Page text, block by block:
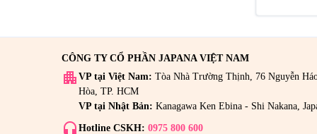
CÔNG TY CỔ PHẦN JAPANA VIỆT NAM
apartment VP tại Việt Nam: Tòa Nhà Trường Thịnh, 76 Nguyễn
Hòa, TP. HCM
VP tại Nhật Bản: Kanagawa Ken Ebina - Shi Nakana,
headset_mic Hotline CSKH: 0975 800 600